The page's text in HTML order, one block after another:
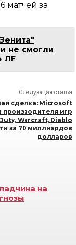
матчей за
не смогли
ЛЕ
Следующая статья
сделка: Microsoft
производителя игр
Warcraft, Diablo
за 70 миллиардов
долларов
на